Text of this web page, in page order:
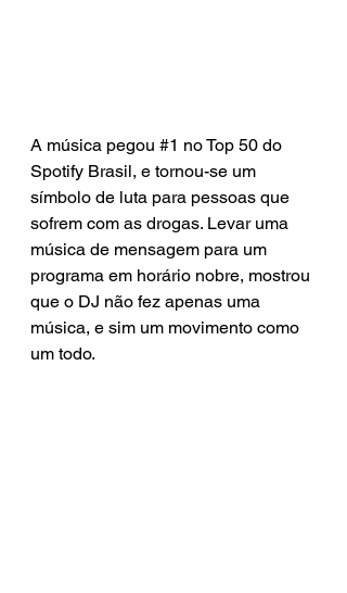
A música pegou #1 no Top 50 do
Spotify Brasil, e tornou-se um
símbolo de luta para pessoas que
sofrem com as drogas. Levar uma
música de mensagem para um
programa em horário nobre, mostrou
que o DJ não fez apenas uma
música, e sim um movimento como
um todo.